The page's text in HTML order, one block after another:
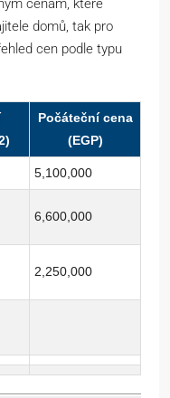
domů, tak pro
cen podle typu
Počáteční cena
(EGP)
5,100,000
6,600,000
2,250,000